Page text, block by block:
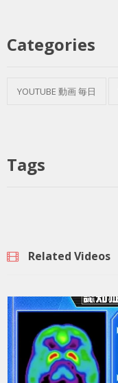
Categories
YOUTUBE 動画 毎日
Tags
Related Videos